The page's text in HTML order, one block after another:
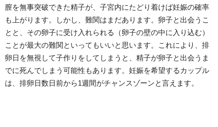
膣を無事突破できた精子が、子宮内にたどり着けば妊娠の確率
も上がります。しかし、難関はまだあります。卵子と出会うこ
とと、その卵子に受け入れられる（卵子の壁の中に入り込む）
ことが最大の難関といってもいいと思います。これにより、排
卵日を無視して子作りをしてしまうと、精子が卵子と出会うま
でに死んでしまう可能性もあります。妊娠を希望するカップル
は、排卵日数日前から1週間がチャンスゾーンと言えます。